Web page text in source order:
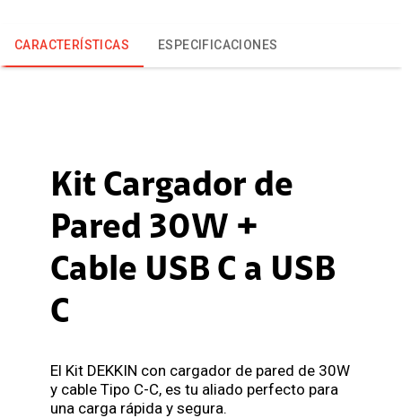
CARACTERÍSTICAS ESPECIFICACIONES
Kit Cargador de
Pared 30W +
Cable USB C a USB
C
El Kit DEKKIN con cargador de pared de 30W
y cable Tipo C-C, es tu aliado perfecto para
una carga rápida y segura.